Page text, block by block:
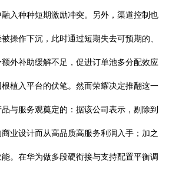
入种种短期激励冲突。另外，渠道控制也
操作下沉，此时通过短期失去可预期的、
外补助缓解不足，促进订单池多分配效应
植入平台的伏笔。然而荣耀决定推翻这一
与服务观奠定的：据该公司表示，剔除到
业设计而从高品质高服务利润入手；加之
。在华为做多段硬衔接与支持配置平衡调